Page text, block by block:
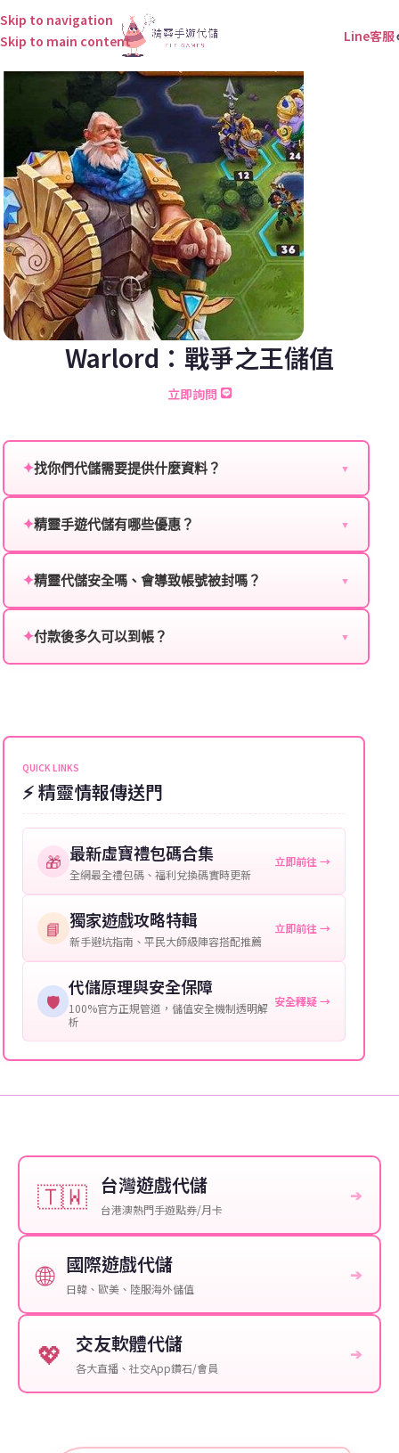
Skip to navigation
Skip to main content
Line客服
Warlord：戰爭之王儲值
立即詢問
✦找你們代儲需要提供什麼資料？ ▼
服：
角色名稱：您遊戲中的角色名稱。
等級：角色的當前等級。
提供這些信息能幫助我們更快地處理您的代儲需求，確
保您盡享遊戲樂趣！
✦精靈手遊代儲有哪些優惠？ ▼
贈送、大額儲值優惠及節日限定活動，儲值最低6折
✦精靈代儲安全嗎、會導致帳號被封嗎？ ▼
單，不使用外掛程式、非法點數或異常儲值管道。您獲
✦付款後多久可以到帳？ ▼
可直接聯絡客服查詢訂單進度。
QUICK LINKS
⚡ 精靈情報傳送門
🎁 最新虛寶禮包碼合集
全網最全禮包碼、福利兌換碼實時更新
立即前往 →
📘 獨家遊戲攻略特輯
新手避坑指南、平民大師級陣容搭配推薦
立即前往 →
🛡️
代儲原理與安全保障
100%官方正規管道，儲值安全機制透明解
析
安全釋疑 →
🇹🇼 台灣遊戲代儲
台港澳熱門手遊點券/月卡
➔
🌐 國際遊戲代儲
日韓、歐美、陸服海外儲值
➔
💖 交友軟體代儲
各大直播、社交App鑽石/會員
➔